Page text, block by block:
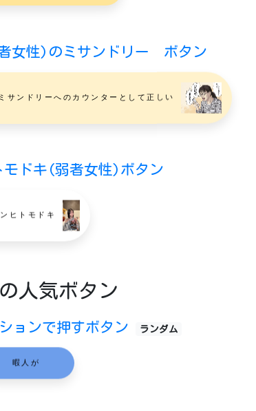
女性)のミサンドリー ボタン
サンドリーへのカウンターとして正しい
モドキ(弱者女性)ボタン
ヒトモドキ
人気ボタン
ョンで押すボタン ランダム
暇人が